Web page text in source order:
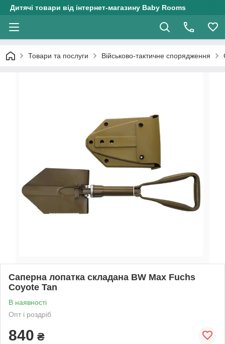
Дитячі товари від інтернет-магазину Baby Rooms
Товари та послуги Військово-тактичне спорядження
Саперна лопатка складана BW Max Fuchs
Coyote Tan
В наявності
Опт і роздріб
840 ₴